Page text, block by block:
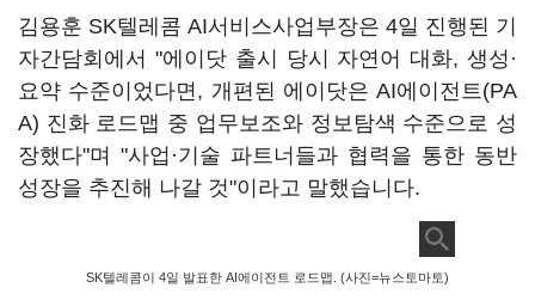
김용훈 SK텔레콤 AI서비스사업부장은 4일 진행된 기
자간담회에서 "에이닷 출시 당시 자연어 대화, 생성·
요약 수준이었다면, 개편된 에이닷은 AI에이전트(PA
A) 진화 로드맵 중 업무보조와 정보탐색 수준으로 성
장했다"며 "사업·기술 파트너들과 협력을 통한 동반
성장을 추진해 나갈 것"이라고 말했습니다.
SK텔레콤이 4일 발표한 AI에이전트 로드맵. (사진=뉴스토마토)